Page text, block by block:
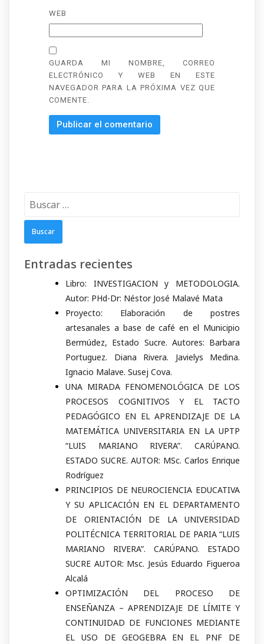
WEB
GUARDA MI NOMBRE, CORREO
ELECTRÓNICO Y WEB EN ESTE
NAVEGADOR PARA LA PRÓXIMA VEZ QUE
COMENTE.
Entradas recientes
Libro: INVESTIGACION y METODOLOGIA.
Autor: PHd-Dr: Néstor José Malavé Mata
Proyecto: Elaboración de postres
artesanales a base de café en el Municipio
Bermúdez, Estado Sucre. Autores: Barbara
Portuguez. Diana Rivera. Javielys Medina.
Ignacio Malave. Susej Cova.
UNA MIRADA FENOMENOLÓGICA DE LOS
PROCESOS COGNITIVOS Y EL TACTO
PEDAGÓGICO EN EL APRENDIZAJE DE LA
MATEMÁTICA UNIVERSITARIA EN LA UPTP
“LUIS MARIANO RIVERA”. CARÚPANO.
ESTADO SUCRE. AUTOR: MSc. Carlos Enrique
Rodríguez
PRINCIPIOS DE NEUROCIENCIA EDUCATIVA
Y SU APLICACIÓN EN EL DEPARTAMENTO
DE ORIENTACIÓN DE LA UNIVERSIDAD
POLITÉCNICA TERRITORIAL DE PARIA “LUIS
MARIANO RIVERA”. CARÚPANO. ESTADO
SUCRE AUTOR: Msc. Jesús Eduardo Figueroa
Alcalá
OPTIMIZACIÓN DEL PROCESO DE
ENSEÑANZA – APRENDIZAJE DE LÍMITE Y
CONTINUIDAD DE FUNCIONES MEDIANTE
EL USO DE GEOGEBRA EN EL PNF DE